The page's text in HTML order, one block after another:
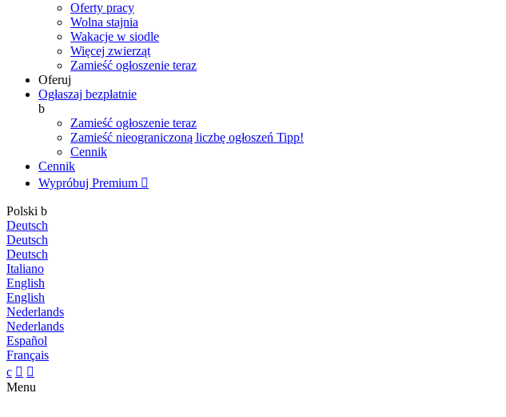
Oferty pracy
Wolna stajnia
Wakacje w siodle
Więcej zwierząt
Zamieść ogłoszenie teraz
Oferuj
Ogłaszaj bezpłatnie
b
Zamieść ogłoszenie teraz
Zamieść nieograniczoną liczbę ogłoszeń Tipp!
Cennik
Cennik
Wypróbuj Premium 
Polski b
Deutsch
Deutsch
Deutsch
Italiano
English
English
Nederlands
Nederlands
Español
Français
c  
Menu